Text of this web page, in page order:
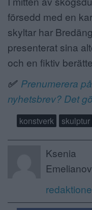
försedd med en
skyltar har
presenterat sina
och en fiktiv
✅ Prenumerera
nyhetsbrev? Det
konstverk skulptur
Ksenia